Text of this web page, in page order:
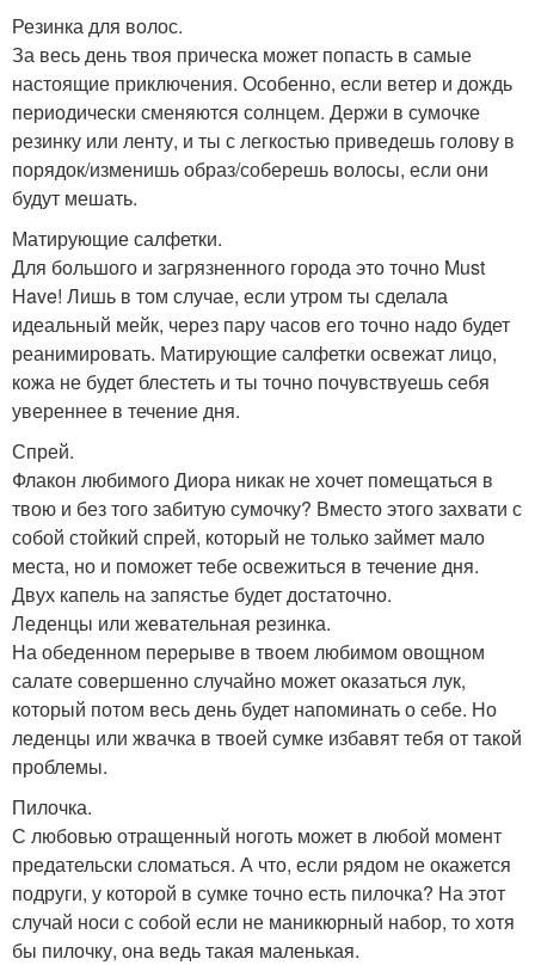
Резинка для волос.
За весь день твоя прическа может попасть в самые
настоящие приключения. Особенно, если ветер и дождь
периодически сменяются солнцем. Держи в сумочке
резинку или ленту, и ты с легкостью приведешь голову в
порядок/изменишь образ/соберешь волосы, если они
будут мешать.
Матирующие салфетки.
Для большого и загрязненного города это точно Must
Have! Лишь в том случае, если утром ты сделала
идеальный мейк, через пару часов его точно надо будет
реанимировать. Матирующие салфетки освежат лицо,
кожа не будет блестеть и ты точно почувствуешь себя
увереннее в течение дня.
Спрей.
Флакон любимого Диора никак не хочет помещаться в
твою и без того забитую сумочку? Вместо этого захвати с
собой стойкий спрей, который не только займет мало
места, но и поможет тебе освежиться в течение дня.
Двух капель на запястье будет достаточно.
Леденцы или жевательная резинка.
На обеденном перерыве в твоем любимом овощном
салате совершенно случайно может оказаться лук,
который потом весь день будет напоминать о себе. Но
леденцы или жвачка в твоей сумке избавят тебя от такой
проблемы.
Пилочка.
С любовью отращенный ноготь может в любой момент
предательски сломаться. А что, если рядом не окажется
подруги, у которой в сумке точно есть пилочка? На этот
случай носи с собой если не маникюрный набор, то хотя
бы пилочку, она ведь такая маленькая.